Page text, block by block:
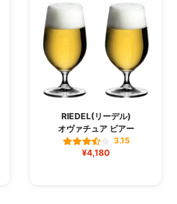
RIEDEL(リーデル)
オヴァチュア ビアー
3.15
¥4,180